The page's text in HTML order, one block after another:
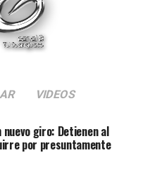
VIDEOS
nuevo giro: Detienen al
por presuntamente